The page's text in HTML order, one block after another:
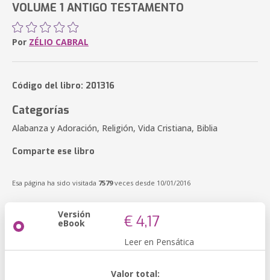
VOLUME 1 ANTIGO TESTAMENTO
Por ZÉLIO CABRAL
Código del libro: 201316
Categorías
Alabanza y Adoración, Religión, Vida Cristiana, Biblia
Comparte ese libro
Esa página ha sido visitada 7579veces desde 10/01/2016
Versión
eBook € 4,17
Leer en Pensática
Valor total: